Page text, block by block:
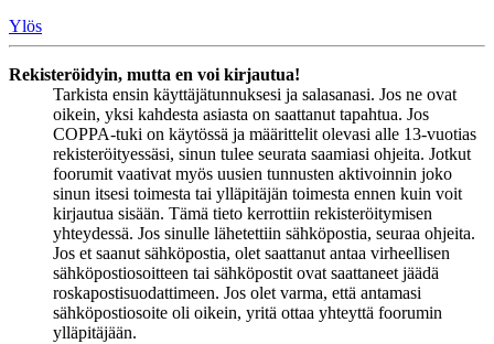
Ylös
Rekisteröidyin, mutta en voi kirjautua!
Tarkista ensin käyttäjätunnuksesi ja salasanasi. Jos ne ovat
oikein, yksi kahdesta asiasta on saattanut tapahtua. Jos
COPPA-tuki on käytössä ja määrittelit olevasi alle 13-vuotias
rekisteröityessäsi, sinun tulee seurata saamiasi ohjeita. Jotkut
foorumit vaativat myös uusien tunnusten aktivoinnin joko
sinun itsesi toimesta tai ylläpitäjän toimesta ennen kuin voit
kirjautua sisään. Tämä tieto kerrottiin rekisteröitymisen
yhteydessä. Jos sinulle lähetettiin sähköpostia, seuraa ohjeita.
Jos et saanut sähköpostia, olet saattanut antaa virheellisen
sähköpostiosoitteen tai sähköpostit ovat saattaneet jäädä
roskapostisuodattimeen. Jos olet varma, että antamasi
sähköpostiosoite oli oikein, yritä ottaa yhteyttä foorumin
ylläpitäjään.